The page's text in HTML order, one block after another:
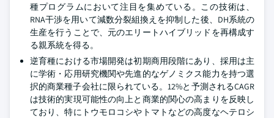
種プログラムにおいて注目を集めている。この技術は、
RNA干渉を用いて減数分裂組換えを抑制した後、DH系統の
生産を行うことで、元のエリートハイブリッドを再構成す
る親系統を得る。
逆育種における市場開発は初期商用段階にあり、採用は主
に学術・応用研究機関や先進的なゲノミクス能力を持つ選
択的商業種子会社に限られている。12%と予測されるCAGR
は技術的実現可能性の向上と商業的関心の高まりを反映し
ており、特にトウモロコシやトマトなどの高度なヘテロシ